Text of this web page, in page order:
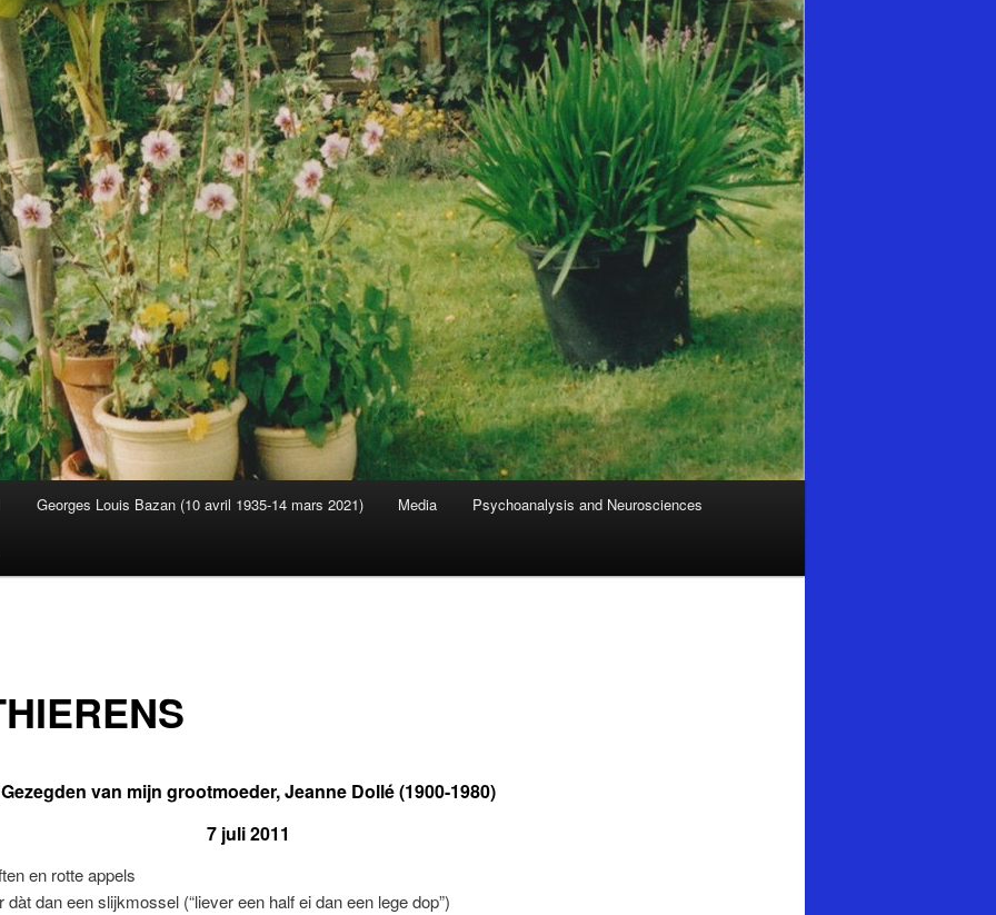
Georges Louis Bazan (10 avril 1935-14 mars 2021) Media Psychoanalysis and Neurosciences
Gezegden van mijn grootmoeder, Jeanne Dollé (1900-1980)
7 juli 2011
en rotte appels
dàt dan een slijkmossel (“liever een half ei dan een lege dop”)